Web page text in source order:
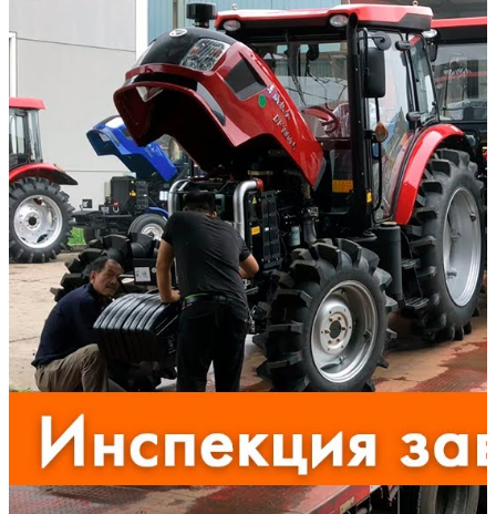
оборудование от польских, китайских, украинских и др.
производителей.
«Dongfeng DF-244» используется в сельскохозяйственной
сфере. Надежность трактора не вызывает нареканий. Завод
«Dongfeng» проверяет комплектующие до начала сборки. В
результате техника эксплуатируется длительное время без
сбоев.